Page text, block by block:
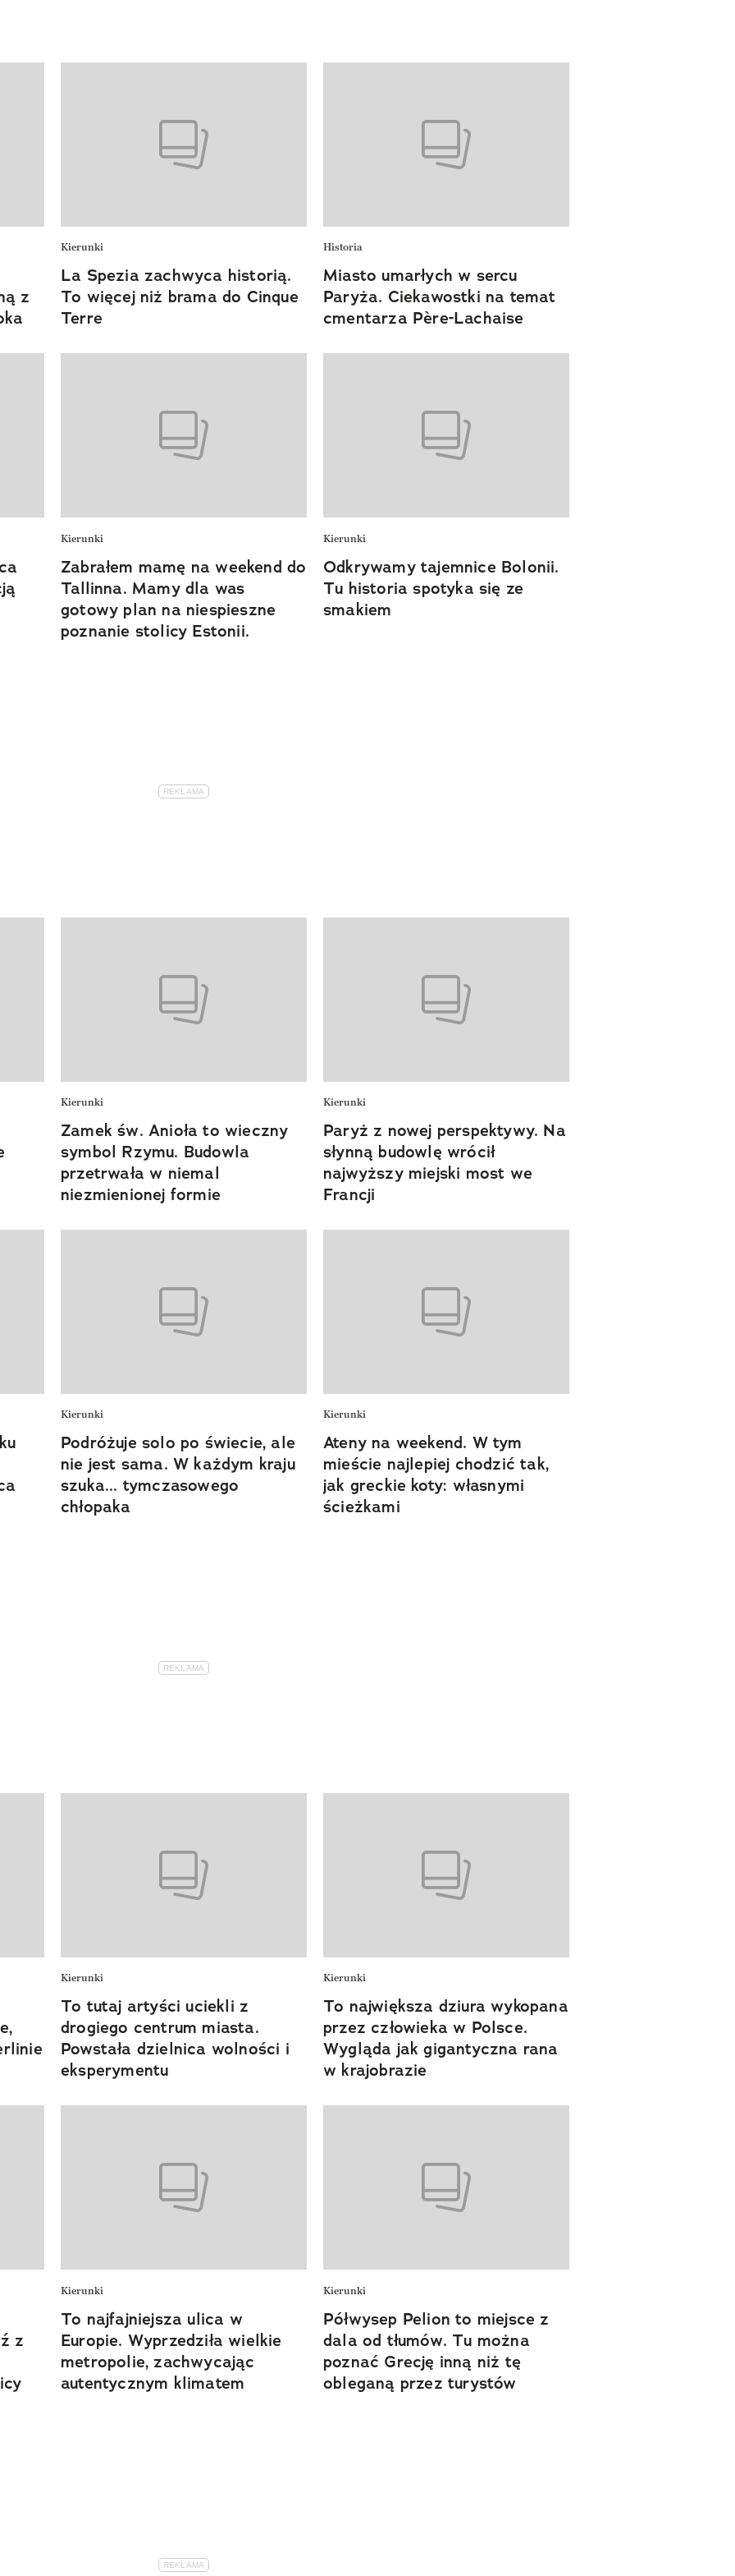
z
Kierunki
La Spezia zachwyca historią.
To więcej niż brama do Cinque
Terre
Historia
Miasto umarłych w sercu
Paryża. Ciekawostki na temat
cmentarza Père-Lachaise
Kierunki
Zabrałem mamę na weekend do
Tallinna. Mamy dla was
gotowy plan na niespieszne
poznanie stolicy Estonii.
Kierunki
Odkrywamy tajemnice Bolonii.
Tu historia spotyka się ze
smakiem
Kierunki
Zamek św. Anioła to wieczny
symbol Rzymu. Budowla
przetrwała w niemal
niezmienionej formie
Kierunki
Paryż z nowej perspektywy. Na
słynną budowlę wrócił
najwyższy miejski most we
Francji
Kierunki
Podróżuje solo po świecie, ale
nie jest sama. W każdym kraju
szuka... tymczasowego
chłopaka
Kierunki
Ateny na weekend. W tym
mieście najlepiej chodzić tak,
jak greckie koty: własnymi
ścieżkami
Kierunki
To tutaj artyści uciekli z
drogiego centrum miasta.
Powstała dzielnica wolności i
eksperymentu
Kierunki
To największa dziura wykopana
przez człowieka w Polsce.
Wygląda jak gigantyczna rana
w krajobrazie
z
Kierunki
To najfajniejsza ulica w
Europie. Wyprzedziła wielkie
metropolie, zachwycając
autentycznym klimatem
Kierunki
Półwysep Pelion to miejsce z
dala od tłumów. Tu można
poznać Grecję inną niż tę
obleganą przez turystów